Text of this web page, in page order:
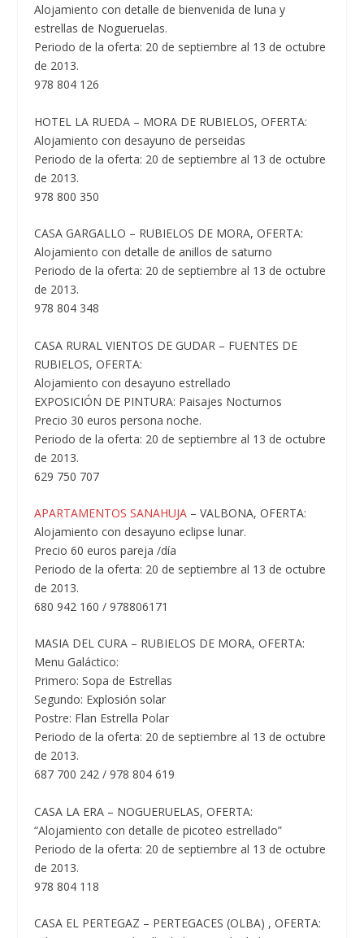
Alojamiento con detalle de bienvenida de luna y
estrellas de Nogueruelas.
Periodo de la oferta: 20 de septiembre al 13 de octubre
de 2013.
978 804 126
HOTEL LA RUEDA – MORA DE RUBIELOS, OFERTA:
Alojamiento con desayuno de perseidas
Periodo de la oferta: 20 de septiembre al 13 de octubre
de 2013.
978 800 350
CASA GARGALLO – RUBIELOS DE MORA, OFERTA:
Alojamiento con detalle de anillos de saturno
Periodo de la oferta: 20 de septiembre al 13 de octubre
de 2013.
978 804 348
CASA RURAL VIENTOS DE GUDAR – FUENTES DE
RUBIELOS, OFERTA:
Alojamiento con desayuno estrellado
EXPOSICIÓN DE PINTURA: Paisajes Nocturnos
Precio 30 euros persona noche.
Periodo de la oferta: 20 de septiembre al 13 de octubre
de 2013.
629 750 707
APARTAMENTOS SANAHUJA – VALBONA, OFERTA:
Alojamiento con desayuno eclipse lunar.
Precio 60 euros pareja /día
Periodo de la oferta: 20 de septiembre al 13 de octubre
de 2013.
680 942 160 / 978806171
MASIA DEL CURA – RUBIELOS DE MORA, OFERTA:
Menu Galáctico:
Primero: Sopa de Estrellas
Segundo: Explosión solar
Postre: Flan Estrella Polar
Periodo de la oferta: 20 de septiembre al 13 de octubre
de 2013.
687 700 242 / 978 804 619
CASA LA ERA – NOGUERUELAS, OFERTA:
“Alojamiento con detalle de picoteo estrellado”
Periodo de la oferta: 20 de septiembre al 13 de octubre
de 2013.
978 804 118
CASA EL PERTEGAZ – PERTEGACES (OLBA) , OFERTA: